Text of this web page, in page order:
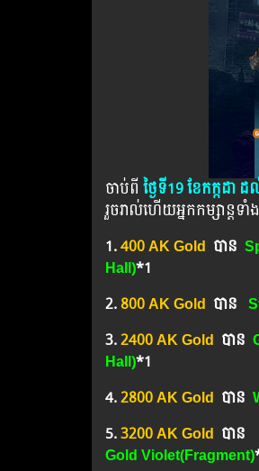
ចាប់ពី ថ្ងៃទី19 ខែកក្កដា​
រួចរាល់ហើយអ្នកកម្សាន្ដ
1.400 AK Gold បាន
Hall)*1
2.800 AK Gold បាន
3.2400 AK Gold បាន
Hall)*1
4.2800 AK Gold បាន
5.3200 AK Gold បាន ​​
Gold Violet(Fragment)